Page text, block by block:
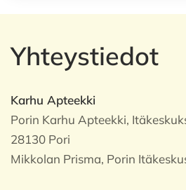
Yhteystiedot
Karhu Apteekki
Porin Karhu Apteekki,
28130 Pori
Mikkolan Prisma, Porin